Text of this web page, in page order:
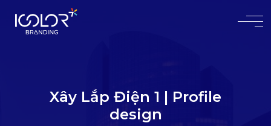
#
Xây Lắp Điện 1 | Profile
design